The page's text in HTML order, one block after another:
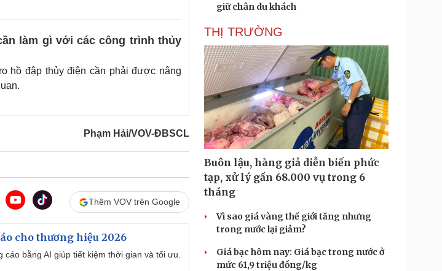
làm gì với các công trình thủy
hồ đập thủy điện cần phải được nâng
Phạm Hải/VOV-ĐBSCL
Thêm VOV trên Google
cho thương hiệu 2026
bằng AI giúp tiết kiệm thời gian và tối ưu.
giữ chân du khách
THỊ TRƯỜNG
Buôn lậu, hàng giả diễn biến phức
tạp, xử lý gần 68.000 vụ trong 6
tháng
Vì sao giá vàng thế giới tăng nhưng
trong nước lại giảm?
Giá bạc hôm nay: Giá bạc trong nước ở
mức 61,9 triệu đồng/kg